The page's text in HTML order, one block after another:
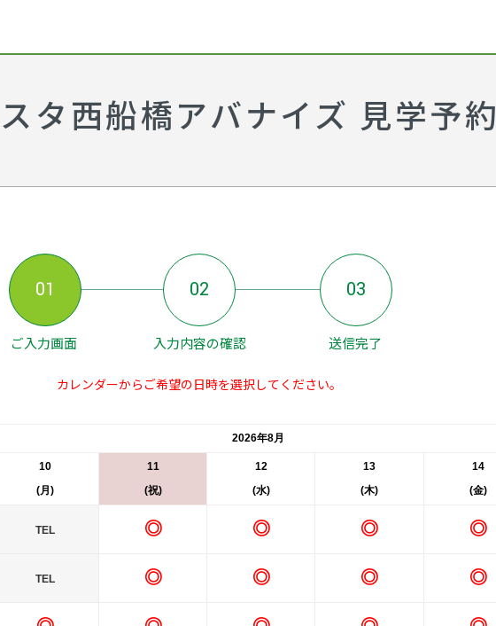
タ西船橋アバナイズ 見学予約
01
ご入力画面
02
入力内容の確認
03
送信完了
カレンダーからご希望の日時を選択してください。
2026年8月
10
(月)
11
(祝)
12
(水)
13
(木)
14
(金)
TEL ◎ ◎ ◎ ◎
TEL ◎ ◎ ◎ ◎